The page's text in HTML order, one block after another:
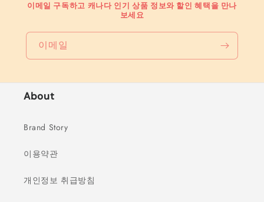
이메일 구독하고 캐나다 인기 상품 정보와 할인 혜택을 만나
보세요
이메일
About
Brand Story
이용약관
개인정보 취급방침